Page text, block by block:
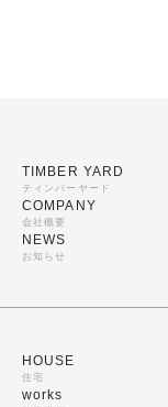
TIMBER YARD
ティンバーヤード
COMPANY
会社概要
NEWS
お知らせ
HOUSE
住宅
works